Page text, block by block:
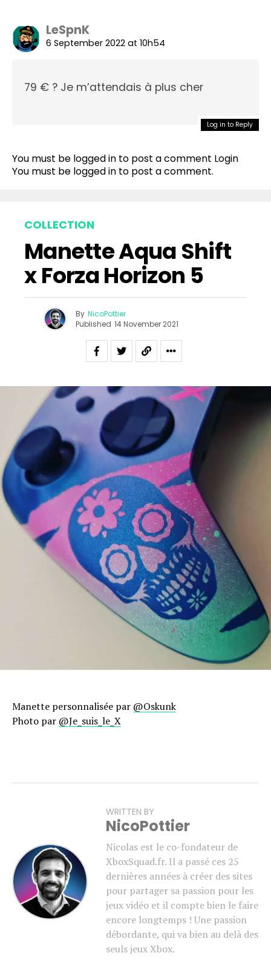
LeSpnK
6 September 2022 at 10h54
79 € ? Je m’attendais à plus cher
Log in to Reply
You must be logged in to post a comment Login
You must be logged in to post a comment.
COLLECTION
Manette Aqua Shift
x Forza Horizon 5
By NicoPottier
Published 14 November 2021
Manette personnalisée par @Oskunk
Photo par @Je_suis_le_X
WRITTEN BY
NicoPottier
Nicolas est le co-fondateur de
XboxSquad.fr. Il a passé ces 25
dernières années à créer des sites
pour partager sa passion pour les
jeux vidéo et il compte bien le faire
encore longtemps ! Une passion
débordante, qui va bien au delà des
seuls jeux Xbox.